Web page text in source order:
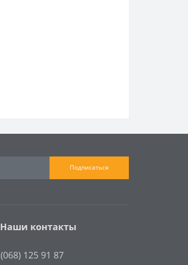
Подписаться
Наши контакты
(068) 125 91 87